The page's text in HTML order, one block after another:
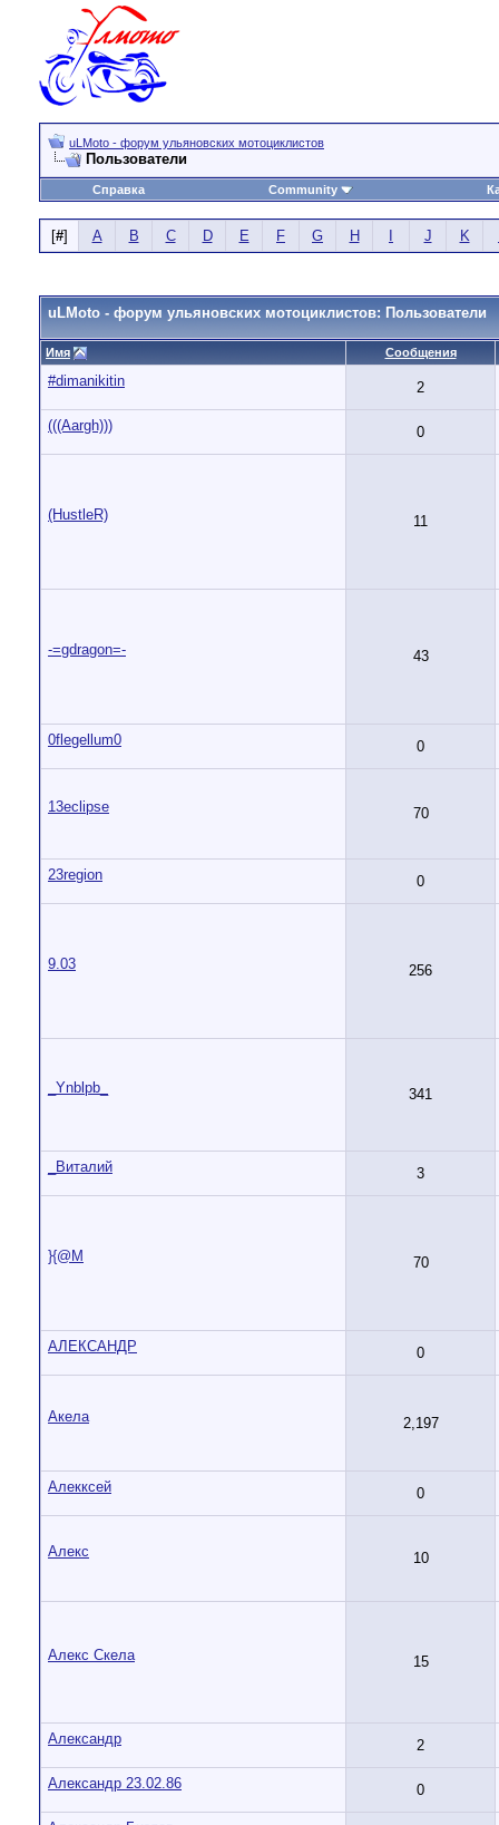
uLMoto - форум ульяновских мотоциклистов
Пользователи
Справка Community
[#] A B C D E F G H J K
uLMoto - форум ульяновских мотоциклистов: Пользователи
Имя Сообщения
#dimanikitin 2
(((Aargh))) 0
(HustleR) 11
-=gdragon=- 43
0flegellum0 0
13eclipse 70
23region 0
9.03 256
_Ynblpb_ 341
_Виталий 3
}{@M 70
АЛЕКСАНДР 0
Акела 2,197
Алекксей 0
Алекс 10
Алекс Скела 15
Александр 2
Александр 23.02.86 0